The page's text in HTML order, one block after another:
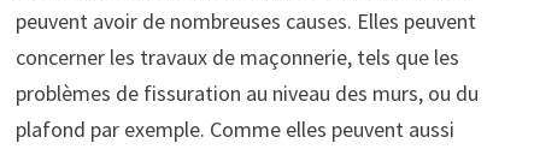
peuvent avoir de nombreuses causes. Elles peuvent
concerner les travaux de maçonnerie, tels que les
problèmes de fissuration au niveau des murs, ou du
plafond par exemple. Comme elles peuvent aussi